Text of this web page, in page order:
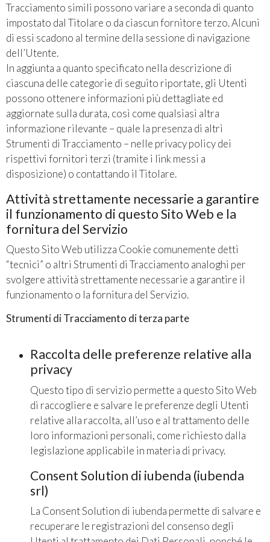
Tracciamento simili possono variare a seconda di quanto
impostato dal Titolare o da ciascun fornitore terzo. Alcuni
di essi scadono al termine della sessione di navigazione
dell’Utente.
In aggiunta a quanto specificato nella descrizione di
ciascuna delle categorie di seguito riportate, gli Utenti
possono ottenere informazioni più dettagliate ed
aggiornate sulla durata, così come qualsiasi altra
informazione rilevante – quale la presenza di altri
Strumenti di Tracciamento – nelle privacy policy dei
rispettivi fornitori terzi (tramite i link messi a
disposizione) o contattando il Titolare.
Attività strettamente necessarie a garantire
il funzionamento di questo Sito Web e la
fornitura del Servizio
Questo Sito Web utilizza Cookie comunemente detti
“tecnici” o altri Strumenti di Tracciamento analoghi per
svolgere attività strettamente necessarie a garantire il
funzionamento o la fornitura del Servizio.
Strumenti di Tracciamento di terza parte
Raccolta delle preferenze relative alla
privacy
Questo tipo di servizio permette a questo Sito Web
di raccogliere e salvare le preferenze degli Utenti
relative alla raccolta, all’uso e al trattamento delle
loro informazioni personali, come richiesto dalla
legislazione applicabile in materia di privacy.
Consent Solution di iubenda (iubenda
srl)
La Consent Solution di iubenda permette di salvare e
recuperare le registrazioni del consenso degli